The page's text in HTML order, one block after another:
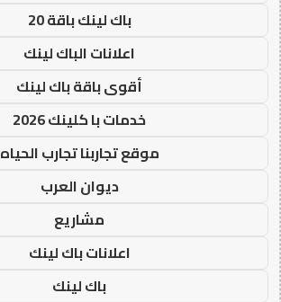
باك لينك باقة 20
اعلانات الباك لينك
أقوى باقة باك لينك
خدمات با كلينك 2026
موقع تجاربنا تجارب الحياه
ديوان العرب
مشاريع
اعلانات باك لينك
باك لينك